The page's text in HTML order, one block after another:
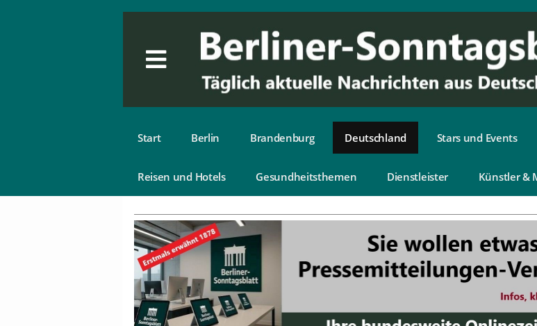
Start Berlin Brandenburg Deutschland Stars und Events
Reisen und Hotels Gesundheitsthemen Dienstleister Künstler &